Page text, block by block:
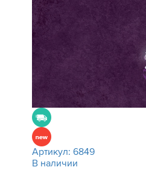
Артикул: 6849
В наличии